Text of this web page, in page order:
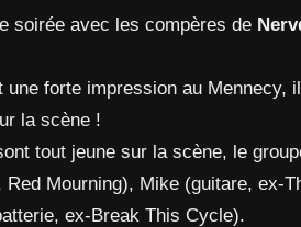
soirée avec les compères de
forte impression au Mennecy,
la scène !
tout jeune sur la scène, le
Red Mourning), Mike (guitare, ex-
ex-Break This Cycle).